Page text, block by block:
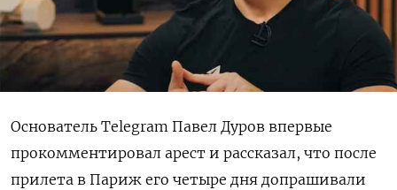
Основатель Telegram Павел Дуров впервые
прокомментировал арест и рассказал, что после
прилета в Париж его четыре дня допрашивали